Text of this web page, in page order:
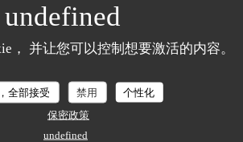
， 并让您可以控制想要激活的内容。
全部接受 禁用
个性化
保密政策
undefined
您想联系我们？
请填写下面的表格!